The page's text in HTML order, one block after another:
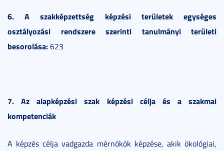
6. A szakképzettség képzési területek egységes
osztályozási rendszere szerinti tanulmányi területi
besorolása:623
7. Az alapképzési szak képzési célja és a szakmai
kompetenciák
A képzés célja vadgazda mérnökök képzése, akik ökológiai,